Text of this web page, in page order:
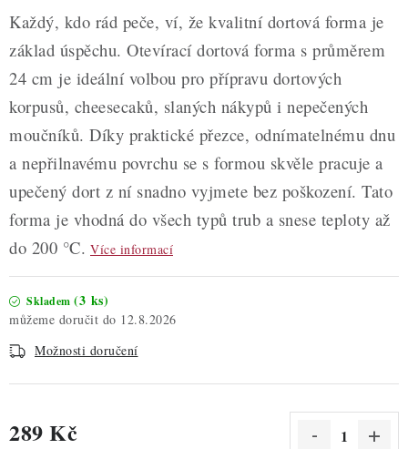
Každý, kdo rád peče, ví, že kvalitní dortová forma je
základ úspěchu. Otevírací dortová forma s průměrem
24 cm je ideální volbou pro přípravu dortových
korpusů, cheesecaků, slaných nákypů i nepečených
moučníků. Díky praktické přezce, odnímatelnému dnu
a nepřilnavému povrchu se s formou skvěle pracuje a
upečený dort z ní snadno vyjmete bez poškození. Tato
forma je vhodná do všech typů trub a snese teploty až
do 200 °C. Více informací
Skladem (3 ks)
12.8.2026
Možnosti doručení
289 Kč